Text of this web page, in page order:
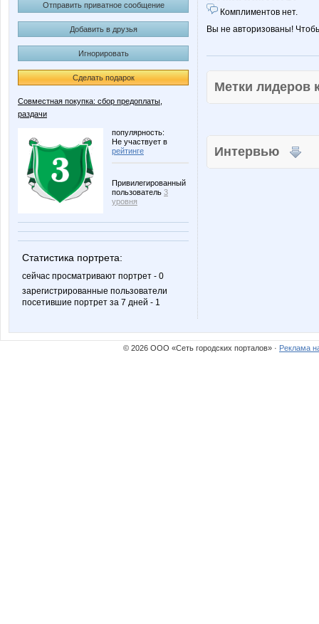
Отправить приватное сообщение
Добавить в друзья
Игнорировать
Сделать подарок
Совместная покупка: сбор предоплаты,
раздачи
популярность:
Не участвует в
рейтинге
Привилегированный
пользователь 3
уровня
Статистика портрета:
сейчас просматривают портрет - 0
зарегистрированные пользователи
посетившие портрет за 7 дней - 1
Комплиментов нет.
Вы не авторизованы!
Метки
Интервью
© 2026 ООО «Сеть городских порталов» · Реклама